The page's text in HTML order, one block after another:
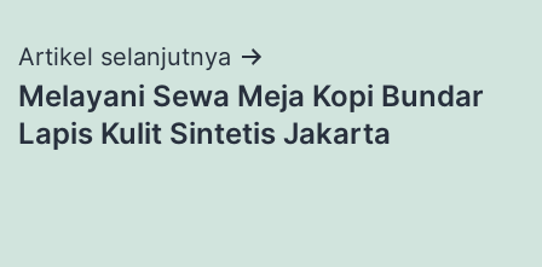
Artikel selanjutnya
Melayani Sewa Meja Kopi Bundar
Lapis Kulit Sintetis Jakarta